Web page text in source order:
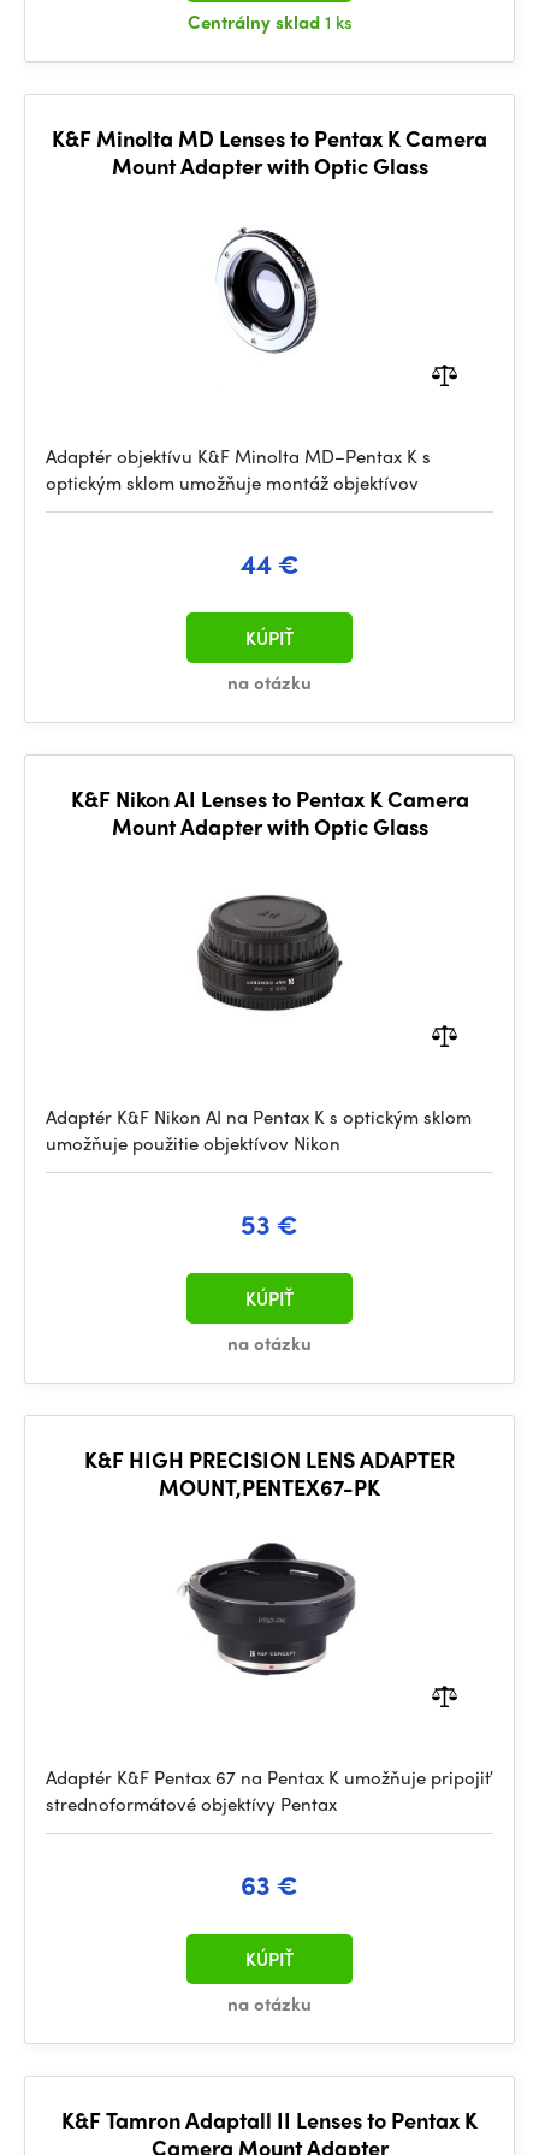
Centrálny sklad1 ks
K&F Minolta MD Lenses to Pentax K Camera
Mount Adapter with Optic Glass
Adaptér objektívu K&F Minolta MD–Pentax K s
optickým sklom umožňuje montáž objektívov
44 €
na otázku
KÚPIŤ
K&F Nikon AI Lenses to Pentax K Camera
Mount Adapter with Optic Glass
Adaptér K&F Nikon AI na Pentax K s optickým sklom
umožňuje použitie objektívov Nikon
53 €
na otázku
KÚPIŤ
K&F HIGH PRECISION LENS ADAPTER
MOUNT,PENTEX67-PK
Adaptér K&F Pentax 67 na Pentax K umožňuje pripojiť
strednoformátové objektívy Pentax
63 €
na otázku
KÚPIŤ
K&F Tamron Adaptall II Lenses to Pentax K
Camera Mount Adapter